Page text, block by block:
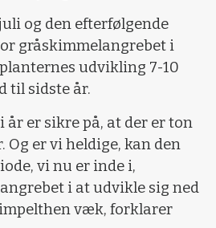
og den efterfølgende
gråskimmelangrebet i
udvikling 7-10
til sidste år.
år er sikre på, at der er ton
Og er vi heldige, kan den
vi nu er inde i,
i at udvikle sig ned
væk, forklarer